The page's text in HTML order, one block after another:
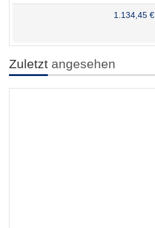
1.134,45 €
Zuletzt angesehen